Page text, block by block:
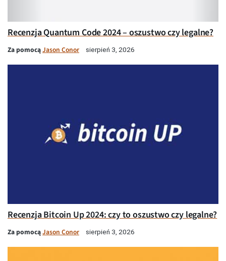
Recenzja Quantum Code 2024 – oszustwo czy legalne?
Za pomocąJason Conor sierpień 3, 2026
Recenzja Bitcoin Up 2024: czy to oszustwo czy legalne?
Za pomocąJason Conor sierpień 3, 2026